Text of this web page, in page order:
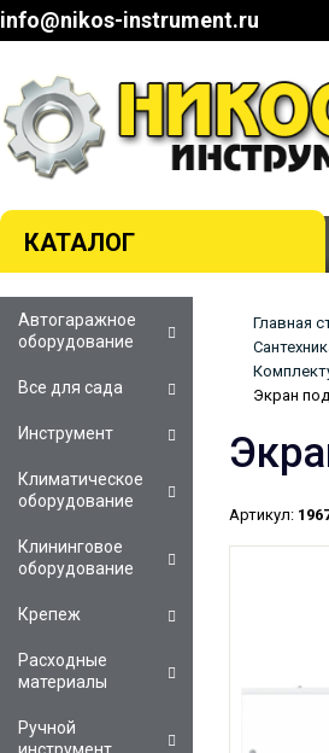
info@nikos-instrument.ru
КАТАЛОГ
Главная
Экран
Артикул:
Автогаражное
оборудование
Все для сада
Инструмент
Климатическое
оборудование
Клининговое
оборудование
Крепеж
Расходные
материалы
Ручной